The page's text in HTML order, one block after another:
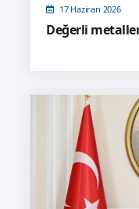
17 Haziran 2026
Değerli